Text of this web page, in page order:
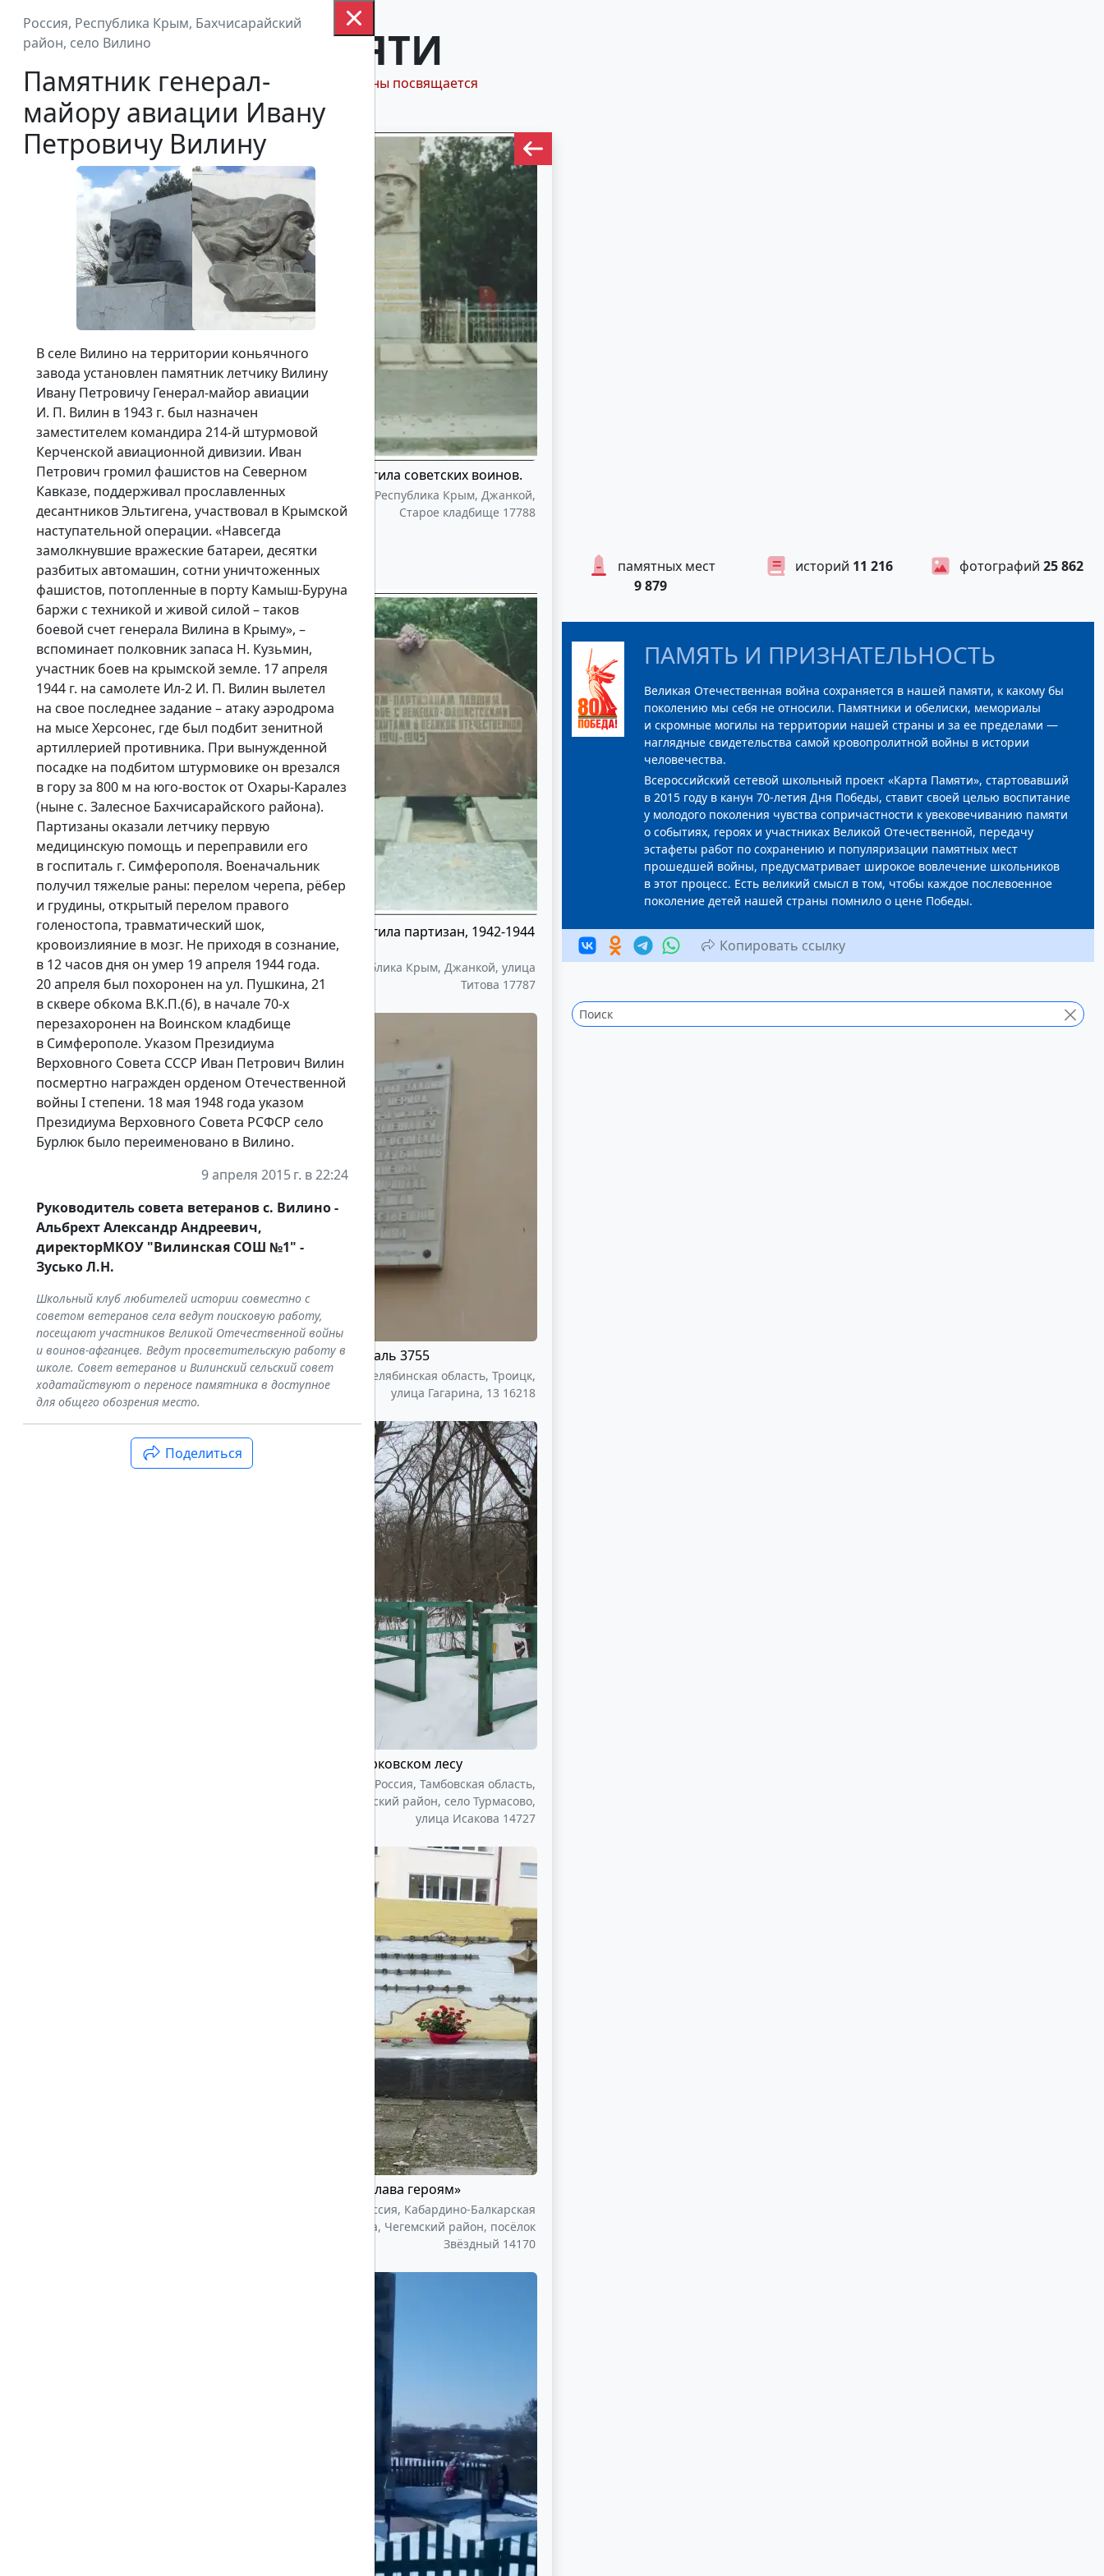
КАРТА ПАМЯТИ
Воинам Великой Отечественной войны посвящается
«Ветеранам Великой Отечественной
войны и труженикам тыла» в
деревне Харампур
Деревня Харампур, Пуровский район,
Ямало-Ненецкий автономный округ,
Россия 17973
Братская могила советских воинов.
Россия, Республика Крым, Джанкой,
Старое кладбище 17788
Могила майора Р.Р. Магалашвили
Россия, Республика Крым, Джанкой, улица
Титова 17786
Братская могила партизан, 1942-1944
гг.
Россия, Республика Крым, Джанкой, улица
Титова 17787
Подводная лодка С-13
Россия, Нижний Новгород 16233
Эвакогоспиталь 3755
Россия, Челябинская область, Троицк,
улица Гагарина, 13 16218
Обелиск в Ярковском лесу
Россия, Тамбовская область,
Мичуринский район, село Турмасово,
улица Исакова 14727
Памятник «Слава героям»
Россия, Кабардино-Балкарская
Республика, Чегемский район, посёлок
Звёздный 14170
Россия, Республика Крым, Бахчисарайский
район, село Вилино
Памятник генерал-
майору авиации Ивану
Петровичу Вилину
В селе Вилино на территории коньячного
завода установлен памятник летчику Вилину
Ивану Петровичу Генерал-майор авиации
И. П. Вилин в 1943 г. был назначен
заместителем командира 214-й штурмовой
Керченской авиационной дивизии. Иван
Петрович громил фашистов на Северном
Кавказе, поддерживал прославленных
десантников Эльтигена, участвовал в Крымской
наступательной операции. «Навсегда
замолкнувшие вражеские батареи, десятки
разбитых автомашин, сотни уничтоженных
фашистов, потопленные в порту Камыш-Буруна
баржи с техникой и живой силой – таков
боевой счет генерала Вилина в Крыму», –
вспоминает полковник запаса Н. Кузьмин,
участник боев на крымской земле. 17 апреля
1944 г. на самолете Ил-2 И. П. Вилин вылетел
на свое последнее задание – атаку аэродрома
на мысе Херсонес, где был подбит зенитной
артиллерией противника. При вынужденной
посадке на подбитом штурмовике он врезался
в гору за 800 м на юго-восток от Охары-Каралез
(ныне с. Залесное Бахчисарайского района).
Партизаны оказали летчику первую
медицинскую помощь и переправили его
в госпиталь г. Симферополя. Военачальник
получил тяжелые раны: перелом черепа, рёбер
и грудины, открытый перелом правого
голеностопа, травматический шок,
кровоизлияние в мозг. Не приходя в сознание,
в 12 часов дня он умер 19 апреля 1944 года.
20 апреля был похоронен на ул. Пушкина, 21
в сквере обкома В.К.П.(б), в начале 70-х
перезахоронен на Воинском кладбище
в Симферополе. Указом Президиума
Верховного Совета СССР Иван Петрович Вилин
посмертно награжден орденом Отечественной
войны I степени. 18 мая 1948 года указом
Президиума Верховного Совета РСФСР село
Бурлюк было переименовано в Вилино.
9 апреля 2015 г. в 22:24
Руководитель совета ветеранов с. Вилино -
Альбрехт Александр Андреевич,
директорМКОУ "Вилинская СОШ №1" -
Зусько Л.Н.
Школьный клуб любителей истории совместно с
советом ветеранов села ведут поисковую работу,
посещают участников Великой Отечественной войны
и воинов-афганцев. Ведут просветительскую работу в
школе. Совет ветеранов и Вилинский сельский совет
ходатайствуют о переносе памятника в доступное
для общего обозрения место.
Поделиться
памятных мест
9 879
историй 11 216 фотографий 25 862
ПАМЯТЬ И ПРИЗНАТЕЛЬНОСТЬ
Великая Отечественная война сохраняется в нашей памяти, к какому бы
поколению мы себя не относили. Памятники и обелиски, мемориалы
и скромные могилы на территории нашей страны и за ее пределами —
наглядные свидетельства самой кровопролитной войны в истории
человечества.
Всероссийский сетевой школьный проект «Карта Памяти», стартовавший
в 2015 году в канун 70-летия Дня Победы, ставит своей целью воспитание
у молодого поколения чувства сопричастности к увековечиванию памяти
о событиях, героях и участниках Великой Отечественной, передачу
эстафеты работ по сохранению и популяризации памятных мест
прошедшей войны, предусматривает широкое вовлечение школьников
в этот процесс. Есть великий смысл в том, чтобы каждое послевоенное
поколение детей нашей страны помнило о цене Победы.
Копировать ссылку